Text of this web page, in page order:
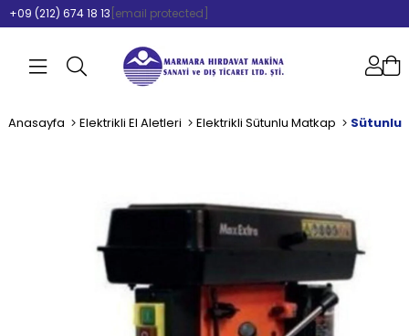
+09 (212) 674 18 13 [email protected]
Anasayfa Elektrikli El Aletleri Elektrikli Sütunlu Matkap Sütunlu